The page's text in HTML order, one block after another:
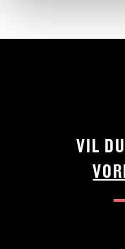
VIL